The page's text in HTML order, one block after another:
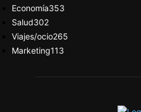
Economía353
Salud302
Viajes/ocio265
Marketing113